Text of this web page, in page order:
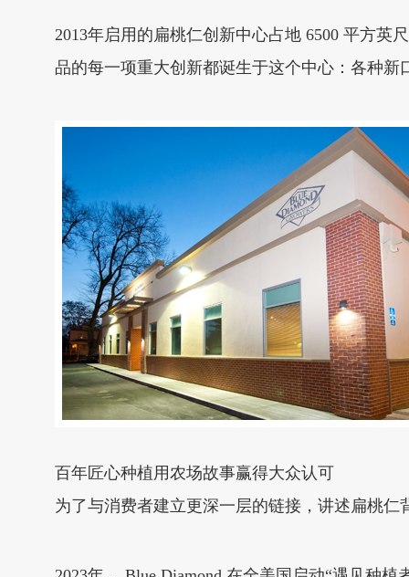
2013年启用的扁桃仁创新中心占地 6500 平方英
品的每一项重大创新都诞生于这个中心：各种
百年匠心种植用农场故事赢得大众认可
为了与消费者建立更深一层的链接，讲述扁桃仁